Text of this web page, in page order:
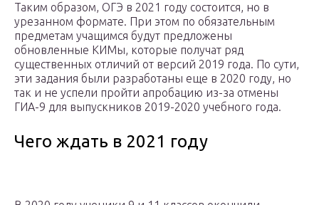
Таким образом, ОГЭ в 2021 году состоится, но в
урезанном формате. При этом по обязательным
предметам учащимся будут предложены
обновленные КИМы, которые получат ряд
существенных отличий от версий 2019 года. По сути,
эти задания были разработаны еще в 2020 году, но
так и не успели пройти апробацию из-за отмены
ГИА-9 для выпускников 2019-2020 учебного года.
Чего ждать в 2021 году